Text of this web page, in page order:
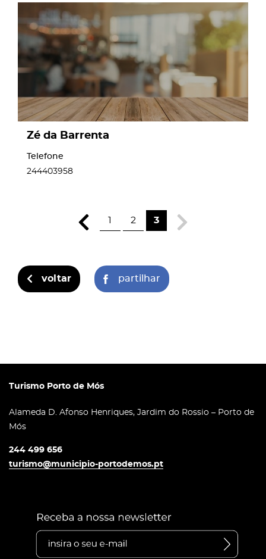
page
Zé da Barrenta
Telefone
244403958
1 2 3
voltar partilhar
Turismo Porto de Mós
Alameda D. Afonso Henriques, Jardim do Rossio – Porto de
Mós
244 499 656
turismo@municipio-portodemos.pt